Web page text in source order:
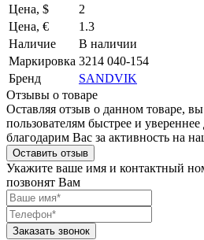
Цена, $
2
Цена, €
1.3
Наличие
В наличии
Маркировка 3214 040-154
Бренд
SANDVIK
Отзывы о товаре
Оставляя отзыв о данном товаре,
пользователям быстрее и
благодарим Вас за активность на
Оставить отзыв
Укажите ваше имя и контактный
позвонят Вам
Заказать звонок